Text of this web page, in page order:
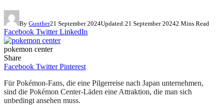
By Gunther21 September 2024Updated:21 September 20242 Mins Read
Facebook Twitter LinkedIn
pokemon center
Share
Facebook Twitter Pinterest
Für Pokémon-Fans, die eine Pilgerreise nach Japan unternehmen,
sind die Pokémon Center-Läden eine Attraktion, die man sich
unbedingt ansehen muss.